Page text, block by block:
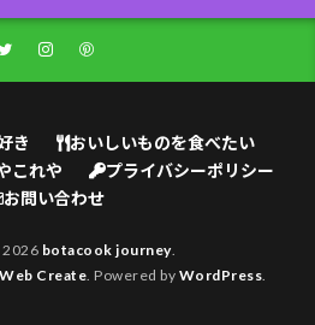
き
おいしいものを食べたい
これや
プライバシーポリシー
お問い合わせ
botacook journey.
Create . Powered by WordPress